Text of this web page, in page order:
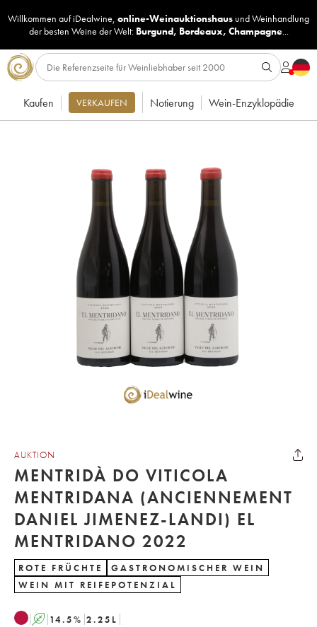
Willkommen auf iDealwine, online-Weinauktionshaus undWeinhandlung
der besten Weine der Welt: Burgund, Bordeaux, Champagne...
Kaufen VERKAUFEN Notierung Wein-Enzyklopädie
AUKTION
MENTRIDÀ DO VITICOLA
MENTRIDANA (ANCIENNEMENT
DANIEL JIMENEZ-LANDI) EL
MENTRIDANO 2022
ROTE FRÜCHTE
GASTRONOMISCHER WEIN
WEIN MIT REIFEPOTENZIAL
A 14.5% 2.25 L